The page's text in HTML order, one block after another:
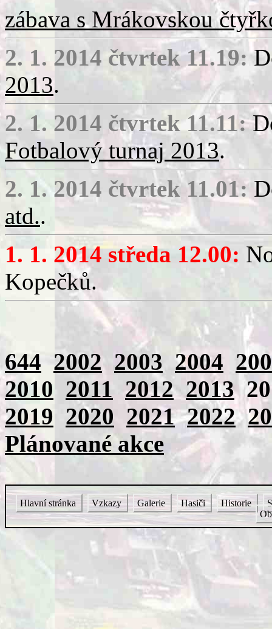
zábava s Mrákovskou
2. 1. 2014 čtvrtek 11.19:
2013.
2. 1. 2014 čtvrtek 11.11:
Fotbalový turnaj 2013.
2. 1. 2014 čtvrtek 11.01:
atd..
1. 1. 2014 středa 12.00:
Kopečků.
644 2002 2003 2004
2010 2011 2012 2013
2019 2020 2021 2022
Plánované akce
Hlavní stránka Vzkazy Galerie Hasiči Historie